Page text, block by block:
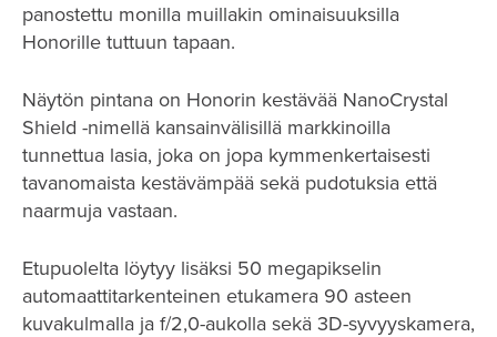
panostettu monilla muillakin ominaisuuksilla
Honorille tuttuun tapaan.
Näytön pintana on Honorin kestävää NanoCrystal
Shield -nimellä kansainvälisillä markkinoilla
tunnettua lasia, joka on jopa kymmenkertaisesti
tavanomaista kestävämpää sekä pudotuksia että
naarmuja vastaan.
Etupuolelta löytyy lisäksi 50 megapikselin
automaattitarkenteinen etukamera 90 asteen
kuvakulmalla ja f/2,0-aukolla sekä 3D-syvyyskamera,